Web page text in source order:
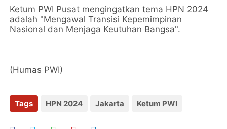
Ketum PWI Pusat mengingatkan tema HPN 2024
adalah "Mengawal Transisi Kepemimpinan
Nasional dan Menjaga Keutuhan Bangsa".
(Humas PWI)
Tags HPN 2024 Jakarta Ketum PWI